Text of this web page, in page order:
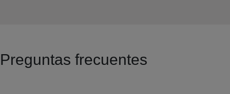
Preguntas frecuentes